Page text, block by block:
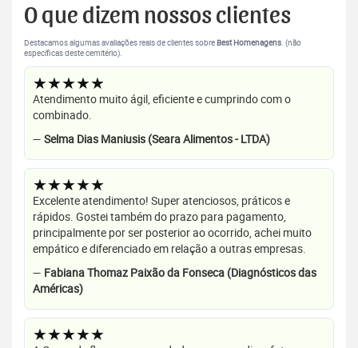
O que dizem nossos clientes
Destacamos algumas avaliações reais de clientes sobre Best Homenagens. (não
específicas deste cemitério).
★★★★★
Atendimento muito ágil, eficiente e cumprindo com o
combinado.
— Selma Dias Maniusis (Seara Alimentos - LTDA)
★★★★★
Excelente atendimento! Super atenciosos, práticos e
rápidos. Gostei também do prazo para pagamento,
principalmente por ser posterior ao ocorrido, achei muito
empático e diferenciado em relação a outras empresas.
— Fabiana Thomaz Paixão da Fonseca (Diagnósticos das
Américas)
★★★★★